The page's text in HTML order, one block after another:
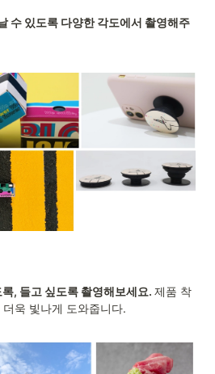
수 있도록 다양한 각도에서 촬영해주
, 들고 싶도록 촬영해보세요. 제품 착
더욱 빛나게 도와줍니다.